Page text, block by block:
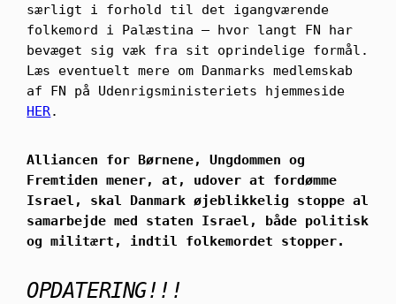
særligt i forhold til det igangværende
folkemord i Palæstina – hvor langt FN har
bevæget sig væk fra sit oprindelige formål.
Læs eventuelt mere om Danmarks medlemskab
af FN på Udenrigsministeriets hjemmeside
HER.
Alliancen for Børnene, Ungdommen og
Fremtiden mener, at, udover at fordømme
Israel, skal Danmark øjeblikkelig stoppe al
samarbejde med staten Israel, både politisk
og militært, indtil folkemordet stopper.
OPDATERING!!!